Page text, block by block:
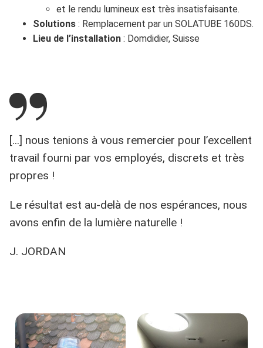
et le rendu lumineux est très insatisfaisante.
Solutions : Remplacement par un SOLATUBE 160DS.
Lieu de l’installation : Domdidier, Suisse
[...] nous tenions à vous remercier pour l’excellent
travail fourni par vos employés, discrets et très
propres !
Le résultat est au-delà de nos espérances, nous
avons enfin de la lumière naturelle !
J. JORDAN